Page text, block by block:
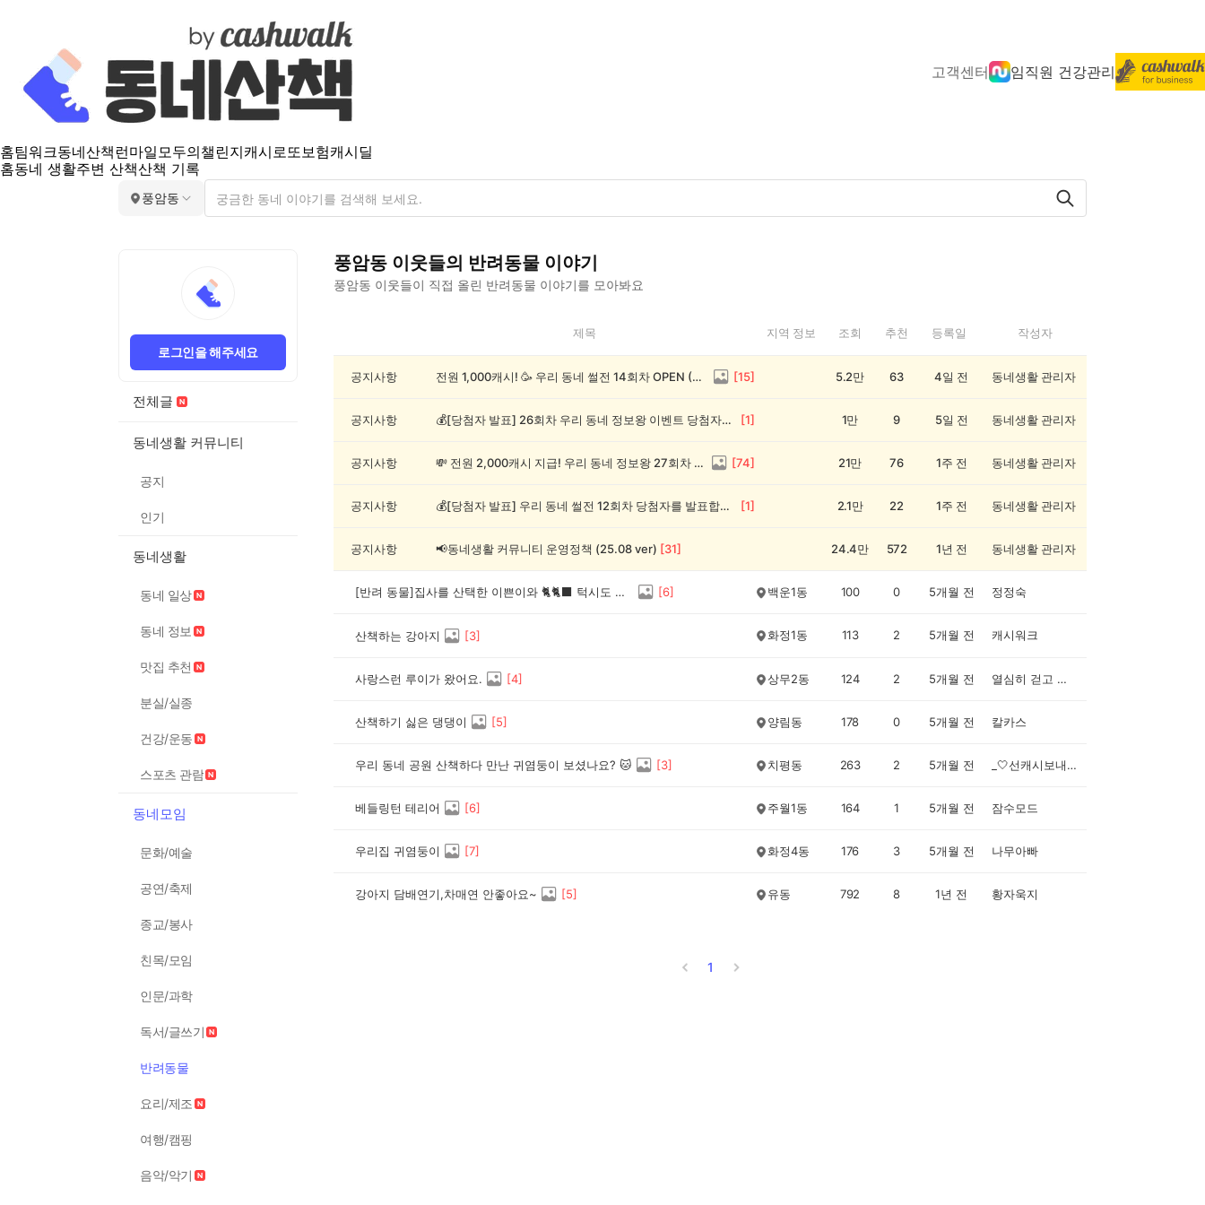
고객센터 임직원 건강관리
홈팀워크동네산책 런마일모두의챌린지캐시로또보험캐시딜
홈동네 생활주변 산책산책 기록
풍암동
로그인을 해주세요
전체글
동네생활 커뮤니티
공지
인기
동네생활
동네 일상
동네 정보
맛집 추천
분실/실종
건강/운동
스포츠 관람
동네모임
문화/예술
공연/축제
종교/봉사
친목/모임
인문/과학
독서/글쓰기
반려동물
요리/제조
여행/캠핑
음악/악기
풍암동 이웃들의 반려동물 이야기
풍암동 이웃들이 직접 올린 반려동물 이야기를 모아봐요
동
제목 지역 정보 조회 추천 등록일 작성자
공지사항 전원 1,000캐시! 🥳 우리 동네 썰전 14회차 OPEN (~8/17) [15] 5.2만 63 4일 전 동네생활 관리자
공지사항 💰[당첨자 발표] 26회차 우리 동네 정보왕 이벤트 당첨자를 발표합니다! [1] 1만 9 5일 전 동네생활 관리자
공지사항 💸 전원 2,000캐시 지급! 우리 동네 정보왕 27회차 (~8/10) [74] 21만 76 1주 전 동네생활 관리자
공지사항 💰[당첨자 발표] 우리 동네 썰전 12회차 당첨자를 발표합니다! [1] 2.1만 22 1주 전 동네생활 관리자
공지사항 📢동네생활 커뮤니티 운영정책 (25.08 ver) [31] 24.4만 572 1년 전 동네생활 관리자
[반려 동물]집사를 산택한 이쁜이와 🐈🐈‍⬛ 턱시도 모자냥이들! [6] 백운1동 100 0 5개월 전 정정숙
산책하는 강아지 [3] 화정1동 113 2 5개월 전 캐시워크
사랑스런 루이가 왔어요. [4] 상무2동 124 2 5개월 전 열심히 걷고 행복하세요~~
산책하기 싫은 댕댕이 [5] 양림동 178 0 5개월 전 칼카스
우리 동네 공원 산책하다 만난 귀염둥이 보셨나요? 🐱 [3] 치평동 263 2 5개월 전 _🤍선캐시보내면100%맞캐시
베들링턴 테리어 [6] 주월1동 164 1 5개월 전 잠수모드
우리집 귀염둥이 [7] 화정4동 176 3 5개월 전 나무아빠
강아지 담배연기,차매연 안좋아요~ [5] 유동 792 8 1년 전 황자욱지
1